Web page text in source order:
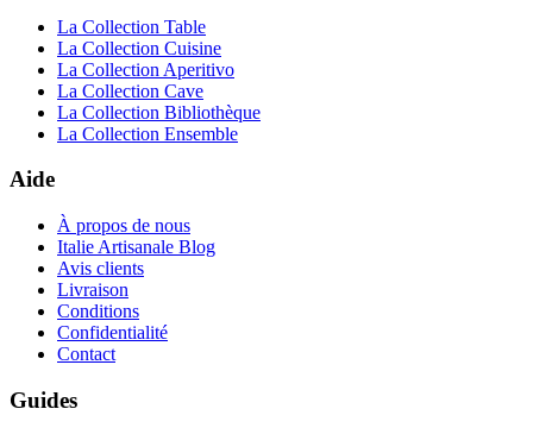
La Collection Table
La Collection Cuisine
La Collection Aperitivo
La Collection Cave
La Collection Bibliothèque
La Collection Ensemble
Aide
À propos de nous
Italie Artisanale Blog
Avis clients
Livraison
Conditions
Confidentialité
Contact
Guides